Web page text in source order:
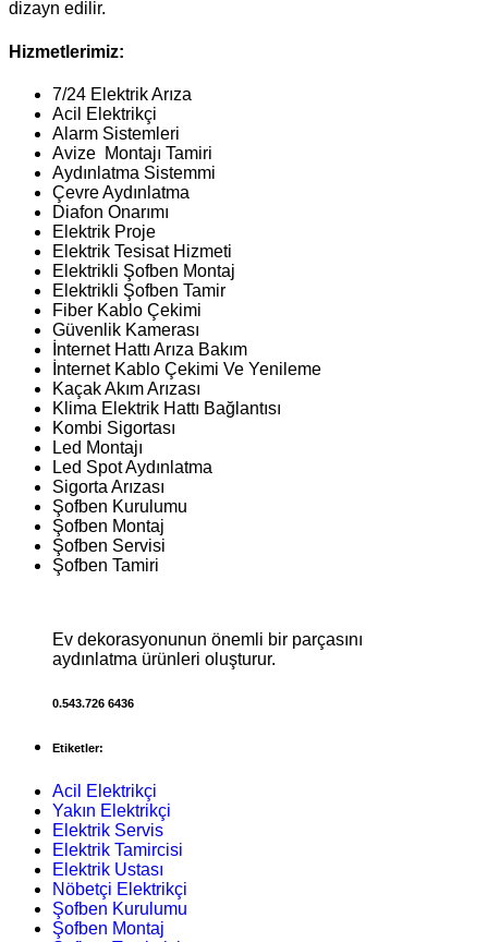
dizayn edilir.
Hizmetlerimiz:
7/24 Elektrik Arıza
Acil Elektrikçi
Alarm Sistemleri
Avize Montajı Tamiri
Aydınlatma Sistemmi
Çevre Aydınlatma
Diafon Onarımı
Elektrik Proje
Elektrik Tesisat Hizmeti
Elektrikli Şofben Montaj
Elektrikli Şofben Tamir
Fiber Kablo Çekimi
Güvenlik Kamerası
İnternet Hattı Arıza Bakım
İnternet Kablo Çekimi Ve Yenileme
Kaçak Akım Arızası
Klima Elektrik Hattı Bağlantısı
Kombi Sigortası
Led Montajı
Led Spot Aydınlatma
Sigorta Arızası
Şofben Kurulumu
Şofben Montaj
Şofben Servisi
Şofben Tamiri
Ev dekorasyonunun önemli bir parçasını
aydınlatma ürünleri oluşturur.
0.543.726 6436
Etiketler:
Acil Elektrikçi
Yakın Elektrikçi
Elektrik Servis
Elektrik Tamircisi
Elektrik Ustası
Nöbetçi Elektrikçi
Şofben Kurulumu
Şofben Montaj